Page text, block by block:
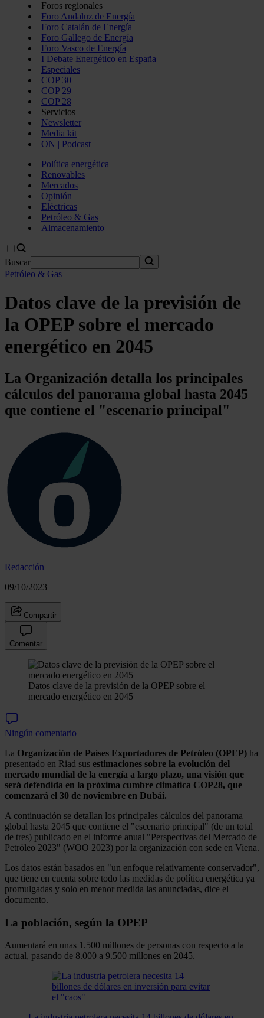
Foros regionales
Foro Andaluz de Energía
Foro Catalán de Energía
Foro Gallego de Energía
Foro Vasco de Energía
I Debate Energético en España
Especiales
COP 30
COP 29
COP 28
Servicios
Newsletter
Media kit
ON | Podcast
Política energética
Renovables
Mercados
Opinión
Eléctricas
Petróleo & Gas
Almacenamiento
Buscar
Petróleo & Gas
Datos clave de la previsión de
la OPEP sobre el mercado
energético en 2045
La Organización detalla los principales
cálculos del panorama global hasta 2045
que contiene el "escenario principal"
Redacción
09/10/2023
Compartir
Comentar
Datos clave de la previsión de la OPEP sobre el
mercado energético en 2045
Ningún comentario
La Organización de Países Exportadores de Petróleo (OPEP) ha
presentado en Riad sus estimaciones sobre la evolución del
mercado mundial de la energía a largo plazo, una visión que
será defendida en la próxima cumbre climática COP28, que
comenzará el 30 de noviembre en Dubái.
A continuación se detallan los principales cálculos del panorama
global hasta 2045 que contiene el "escenario principal" (de un total
de tres) publicado en el informe anual "Perspectivas del Mercado de
Petróleo 2023" (WOO 2023) por la organización con sede en Viena.
Los datos están basados en "un enfoque relativamente conservador",
que tiene en cuenta sobre todo las medidas de política energética ya
promulgadas y solo en menor medida las anunciadas, dice el
documento.
La población, según la OPEP
Aumentará en unas 1.500 millones de personas con respecto a la
actual, pasando de 8.000 a 9.500 millones en 2045.